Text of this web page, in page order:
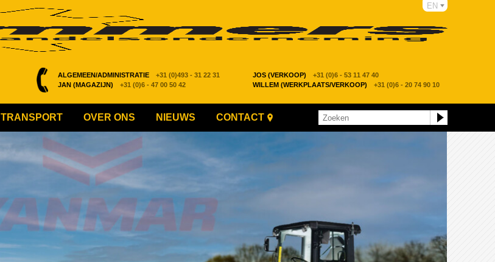
ALGEMEEN/ADMINISTRATIE +31 (0)493 - 31 22 31 JOS (VERKOOP)
+31 (0)6 - 53 11 47 40
JAN (MAGAZIJN)
+31 (0)6 - 47 00 50 42 WILLEM (WERKPLAATS/VERKOOP) +31 (0)6 - 20 74 90 10
EN
TRANSPORT OVER ONS NIEUWS CONTACT